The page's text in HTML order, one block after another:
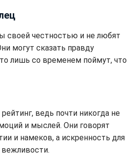
своей честностью и не любят
могут сказать правду
лишь со временем поймут, что
ведь почти никогда не
и мыслей. Они говорят
и намеков, а искренность для